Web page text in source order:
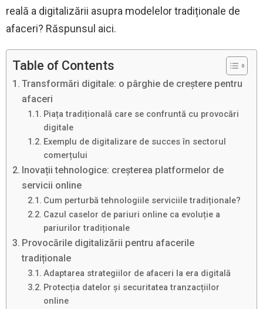
reală a digitalizării asupra modelelor tradiționale de
afaceri? Răspunsul aici.
Table of Contents
Transformări digitale: o pârghie de creștere pentru
afaceri
Piața tradițională care se confruntă cu provocări
digitale
Exemplu de digitalizare de succes în sectorul
comerțului
Inovații tehnologice: creșterea platformelor de
servicii online
Cum perturbă tehnologiile serviciile tradiționale?
Cazul caselor de pariuri online ca evoluție a
pariurilor tradiționale
Provocările digitalizării pentru afacerile
tradiționale
Adaptarea strategiilor de afaceri la era digitală
Protecția datelor și securitatea tranzacțiilor
online